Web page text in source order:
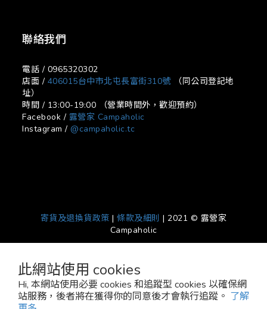
此網站使用 cookies
Hi, 本網站使用必要 cookies 和追蹤型 cookies 以確保網
站服務，後者將在獲得你的同意後才會執行追蹤。 了解
聯絡我們
電話 / 0965320302
店面 / 406015台中市北屯長富街310號（同公司登記地
址）
時間 / 13:00-19:00 （營業時間外，歡迎預約）
Facebook / 露營家 Campaholic
Instagram / @campaholic.tc
寄貨及退換貨政策 |條款及細則 | 2021 © 露營家
Campaholic